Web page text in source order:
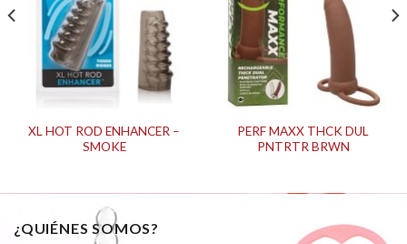
XL HOT ROD ENHANCER –
SMOKE
PERF MAXX THCK DUL
PNTRTR BRWN
¿QUIÉNES SOMOS?